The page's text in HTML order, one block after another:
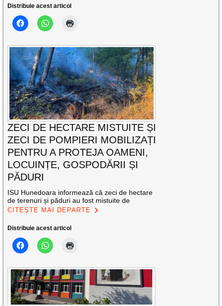
Distribuie acest articol
ZECI DE HECTARE MISTUITE ȘI
ZECI DE POMPIERI MOBILIZAȚI
PENTRU A PROTEJA OAMENI,
LOCUINȚE, GOSPODĂRII ȘI
PĂDURI
ISU Hunedoara informează că zeci de hectare
de terenuri și păduri au fost mistuite de
CITEȘTE MAI DEPARTE
Distribuie acest articol